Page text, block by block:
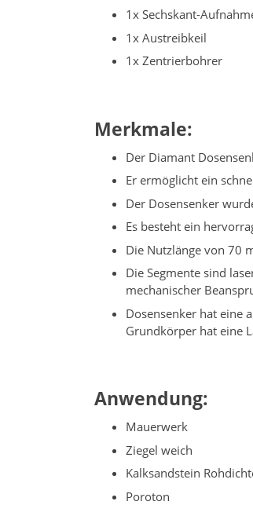
1x Sechskant-
1x Austreibkeil
1x Zentrierbohrer
Merkmale:
Der Diamant
Er ermöglicht ein
Der Dosensenker
Es besteht ein
Die Nutzlänge von 70
Die Segmente sind
mechanischer
Dosensenker hat eine
Grundkörper hat eine
Anwendung:
Mauerwerk
Ziegel weich
Kalksandstein
Poroton